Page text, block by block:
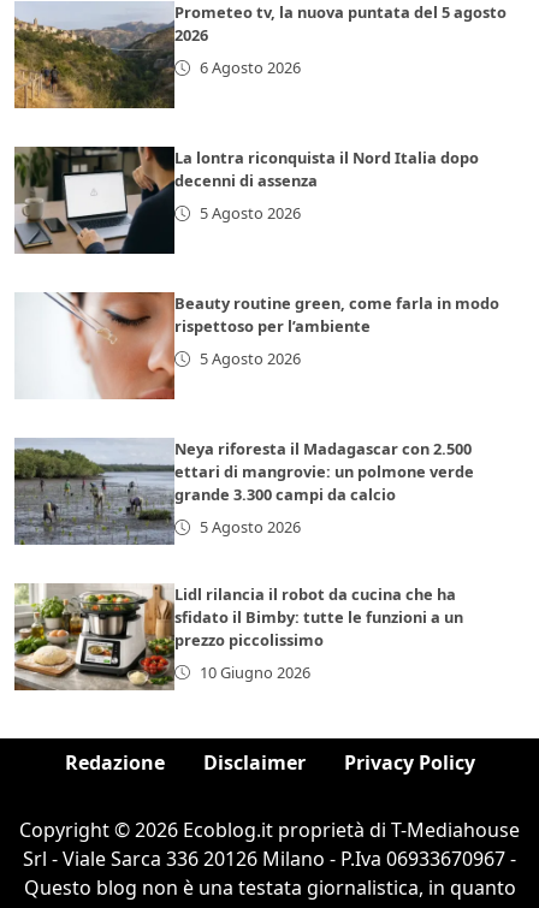
Prometeo tv, la nuova puntata del 5 agosto
2026
6 Agosto 2026
La lontra riconquista il Nord Italia dopo
decenni di assenza
5 Agosto 2026
Beauty routine green, come farla in modo
rispettoso per l’ambiente
5 Agosto 2026
Neya riforesta il Madagascar con 2.500
ettari di mangrovie: un polmone verde
grande 3.300 campi da calcio
5 Agosto 2026
Lidl rilancia il robot da cucina che ha
sfidato il Bimby: tutte le funzioni a un
prezzo piccolissimo
10 Giugno 2026
Redazione Disclaimer Privacy Policy
Copyright © 2026 Ecoblog.it proprietà di T-Mediahouse
Srl - Viale Sarca 336 20126 Milano - P.Iva 06933670967 -
Questo blog non è una testata giornalistica, in quanto